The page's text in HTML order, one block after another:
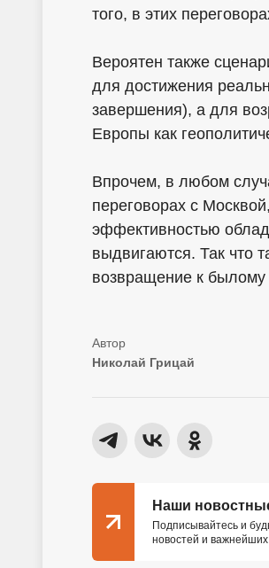
того, в этих
Вероятен также
для достижения
завершения), а для
Европы как
Впрочем, в любом
переговорах с
эффективностью
выдвигаются. Так что
возвращение к
Николай Грицай
Наши
Подписывайтесь и
новостей и важнейших